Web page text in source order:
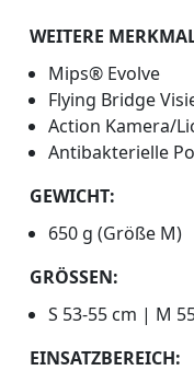
WEITERE
Mips® Evolve
Flying Bridge
Action Kamera/
Antibakterielle
GEWICHT:
650 g (Größe M)
GRÖSSEN:
S 53-55 cm | M
EINSATZBEREICH: